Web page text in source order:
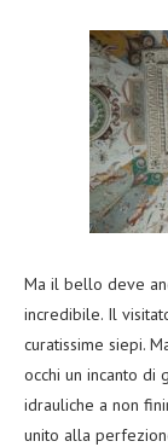
Ma il bello deve
incredibile. Il
curatissime siepi.
occhi un incanto di
idrauliche a non
unito alla